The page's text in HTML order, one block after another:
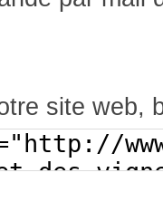
site web,